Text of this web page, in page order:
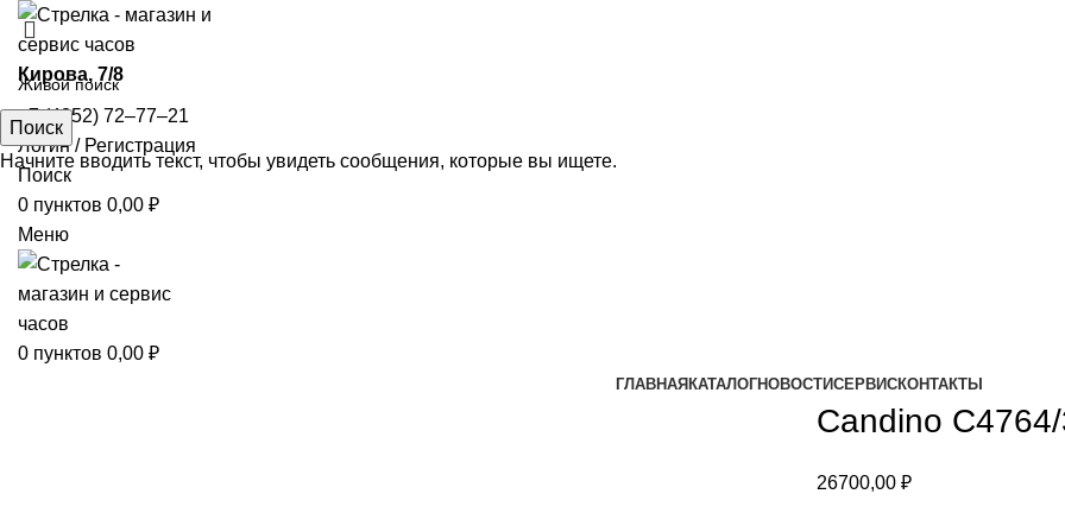
​Кирова, 7/8
+7 (4852) 72‒77‒21
Логин / Регистрация
Поиск
0 пунктов 0,00 ₽
Меню
0 пунктов 0,00 ₽
ГЛАВНАЯ КАТАЛОГНОВОСТИСЕРВИСКОНТАКТЫ
Candino
26700,00 ₽
Поиск
Начните вводить текст, чтобы увидеть сообщения, которые вы ищете.